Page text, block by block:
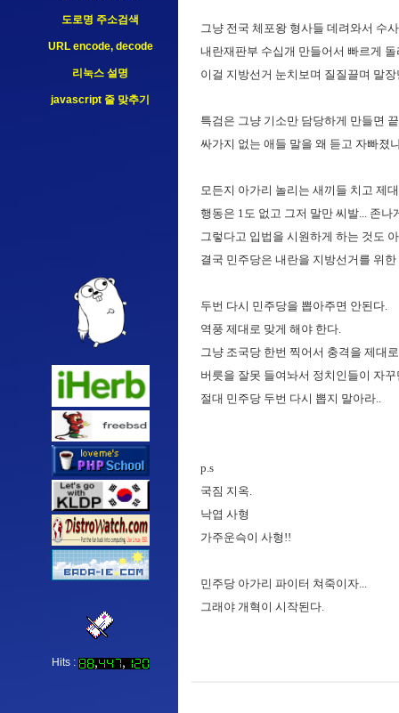
도로명 주소검색
URL encode, decode
리눅스 설명
javascript 줄 맞추기
Hits :
그냥 전국 체포왕 형사들 데려와서 수
내란재판부 수십개 만들어서 빠르게
이걸 지방선거 눈치보며 질질끌며 말
특검은 그냥 기소만 담당하게 만들면
싸가지 없는 애들 말을 왜 듣고 자빠졌
모든지 아가리 놀리는 새끼들 치고 제
행동은 1도 없고 그저 말만 씨발... 존나
그렇다고 입법을 시원하게 하는 것도
결국 민주당은 내란을 지방선거를 위
두번 다시 민주당을 뽑아주면 안된다.
역풍 제대로 맞게 해야 한다.
그냥 조국당 한번 찍어서 충격을 제대
버릇을 잘못 들여놔서 정치인들이 자
절대 민주당 두번 다시 뽑지 말아라..
p.s
국짐 지옥.
낙엽 사형
가주운슥이 사형!!
민주당 아가리 파이터 쳐죽이자...
그래야 개혁이 시작된다.